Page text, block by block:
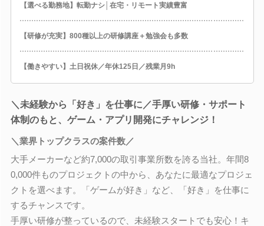
【選べる勤務地】転勤ナシ│在宅・リモート実績豊富
【研修が充実】800種以上の研修講座＋勉強会も多数
【働きやすい】土日祝休／年休125日／残業月9h
＼未経験から「好き」を仕事に／手厚い研修・サポート
体制のもと、ゲーム・アプリ開発にチャレンジ！
＼業界トップクラスの案件数／
大手メーカーなど約7,000の取引事業所数を誇る当社。年間8
0,000件ものプロジェクトの中から、あなたに最適なプロジェ
クトを選べます。「ゲームが好き」など、「好き」を仕事に
するチャンスです。
手厚い研修が整っているので、未経験スタートでも安心！キ